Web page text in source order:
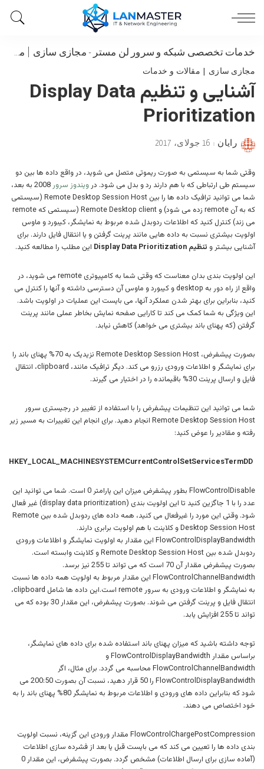
خدمات تخصصی شبکه و سرور لن مستر - مجازی سازی | مقالات و خدمات
مجازی سازی | مقالات و خدمات
آشنایی و تنظیم Display Data
Prioritization
Posted
رایان 16 جولای، 2017
وقتی شما به سیستمی به صورت ریموتی متصل می شوید، در واقع داده ها بین دو
سیستم طی ارتباطی که با هم دارند رد و بدل می شود. درویندوز سرور
2008 به بعد،
شما می توانید ترافیک داده ها را بین Remote Desktop Session Host (سیستمی
که به آن remote زده می شود) و Remote Desktop client (سیستمی که remote
می زند) کنترل کنید که اطلاعات ردوبدل شده مربوط به نمایشگر، کیبورد و ماوس
اولویت بیشتری نسبت به داده هایی مانند پرینت گرفتن و یا انتقال فایل دارند. برای
آشنایی بیشتر و تنظیم Display Data Prioritization این مطلب را مطالعه کنید.
این اولویت بندی بدان معناست که وقتی شما به کامپیوتری remote می شوید، در
واقع از راه دور به desktop و کیبورد و ماوس آن دسترسی داشته و آنها را کنترل می
کنید، بنابراین برای بهتر شدن عملکرد آنها، می بایست این عملیات در اولویت باشد.
این ویژگی به شما کمک می کند تا کارایی صفحه نمایش بخاطر عملی مانند پرینت
گرفتن (که پهنای باند بیشتری می خواهد) کاهش نیابد.
بصورت پیشفرض، Remote Desktop Session Host نزیدیک به 70% پهنای باند را
برای نمایشگر و اطلاعات ورودی رزرو می کند. دیگر ترافیک مانند، clipboard، انتقال
فایل و ارسال پرینت 30% باقیمانده را در اختیار می گیرند.
شما می توانید این تنظیمات پیشفرض را با استفاده از تغییر در رجیستری سرور
Remote Desktop Session Host انجام دهید. برای انجام این تغییرات به مسیر زیر
رفته و مقادیر را عوض کنید:
HKEY_LOCAL_MACHINESYSTEMCurrentControlSetServicesTermDD
FlowControlDisable بطور پیشفرض میزان این پارامتر 0 است. شما می توانید این
عدد را با 1 جاگزین کنید تا این اولویت بندی (display data prioritization) غیر فعال
شود. وقتی این مورد را غیرفعال می کنید، همه داده های ردوبدل شده بین Remote
Desktop Session Host و کلاینت با هم اولویت برابری دارند.
FlowControlDisplayBandwidth این مقدار به اولویت نمایشگر و اطلاعات ورودی
ردوبدل شده بین Remote Desktop Session Host و کلاینت وابسته است.
بصورت پیشفرض مقدار آن 70 است که می تواند تا 255 نیز برسد.
FlowControlChannelBandwidth این مقدار مربوط به اولویت همه داده ها نسبت
به نمایشگر و اطلاعات ورودی به سرور remote است.این داده ها شامل clipboard،
انتقال فایل و پرینت گرفتن می شوند. بصورت پیشفرض، این مقدار 30 بوده که می
تواند تا 255 افزایش یابد.
توجه داشته باشید که میزان پهنای باند استفاده شده برای داده های نمایشگر،
براساس مقدار FlowControlDisplayBandwidth و
FlowControlChannelBandwidth محاسبه می گردد. برای مثال، اگر
FlowControlDisplayBandwidth را 50 قرار دهید، نسبت آن بصورت 200:50 می
شود که بنابراین داده های ورودی و اطلاعات مربوط به نمایشگر 80% پهنای باند را به
خود اختصاص می دهند.
FlowControlChargePostCompression مقدار ورودی این گزینه، نسبت اولویت
بندی داده ها را تعیین می کند که می بایست قبل یا بعد از فشرده سازی اطلاعات
(آماده سازی برای ارسال اطلاعات) مشخص گردد. بصورت پیشفرض، این مقدار 0